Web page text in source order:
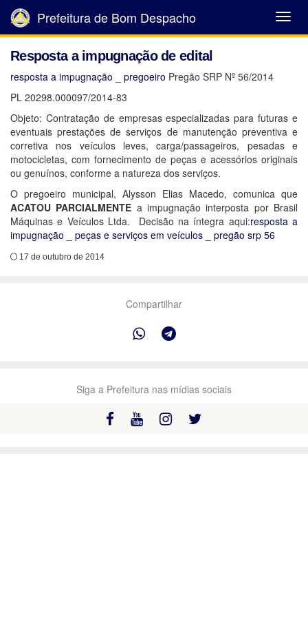
Abrir
Menu
Prefeitura de Bom Despacho
Resposta a impugnação de edital
resposta a impugnação _ pregoeiro Pregão SRP Nº 56/2014
PL 20298.000097/2014-83
Objeto: Contratação de empresas especializadas para futuras e
eventuais prestações de serviços de manutenção preventiva e
corretiva nos veículos leves, carga/passageiros, pesadas e
motocicletas, com fornecimento de peças e acessórios originais
ou genuínos, conforme a natureza dos serviços.
O pregoeiro municipal, Alysson Elias Macedo, comunica que
ACATOU PARCIALMENTE a impugnação interposta por Brasil
Máquinas e Veículos Ltda. Decisão na íntegra aqui:resposta a
impugnação _ peças e serviços em veículos _ pregão srp 56
17 de outubro de 2014
Compartilhar
Siga a Prefeitura nas mídias sociais